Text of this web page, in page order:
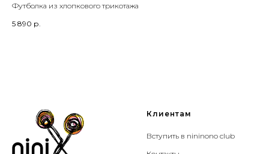
Футболка из хлопкового трикотажа
5 890 р.
Клиентам
Вступить в nininono club